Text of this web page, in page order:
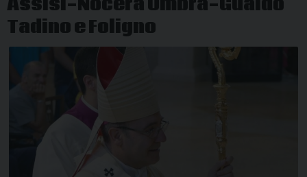
Assisi-Nocera Umbra-Gualdo
Tadino e Foligno